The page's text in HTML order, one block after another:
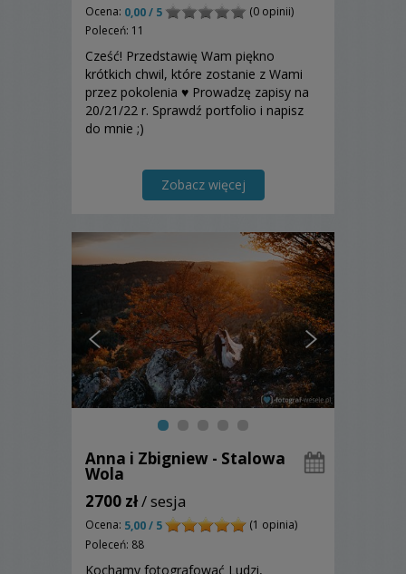
Ocena: 0,00 / 5
(0 opinii)
Poleceń: 11
Cześć! Przedstawię Wam piękno
krótkich chwil, które zostanie z Wami
przez pokolenia ♥ Prowadzę zapisy na
20/21/22 r. Sprawdź portfolio i napisz
do mnie ;)
Zobacz więcej
Anna i Zbigniew - Stalowa
Wola
2700 zł/ sesja
Ocena: 5,00 / 5
(1 opinia)
Poleceń: 88
Kochamy fotografować Ludzi,